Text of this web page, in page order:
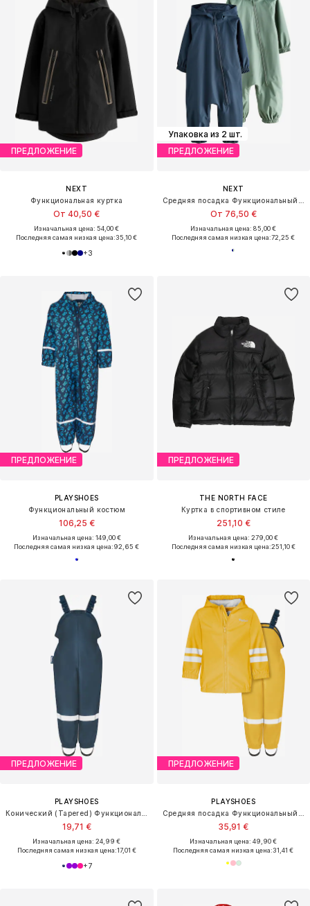
ПРЕДЛОЖЕНИЕ
NEXT
Функциональная куртка
От 40,50 €
Изначальная цена: 54,00 €
Последняя самая низкая цена:35,10 €
+3
Упаковка из 2 шт.
ПРЕДЛОЖЕНИЕ
NEXT
От 76,50 €
Изначальная цена: 85,00 €
Последняя самая низкая цена:72,25 €
ПРЕДЛОЖЕНИЕ
PLAYSHOES
Функциональный костюм
106,25 €
Изначальная цена: 149,00 €
Последняя самая низкая цена:92,65 €
ПРЕДЛОЖЕНИЕ
THE NORTH FACE
Куртка в спортивном стиле
251,10 €
Изначальная цена: 279,00 €
Последняя самая низкая цена:251,10 €
ПРЕДЛОЖЕНИЕ
PLAYSHOES
19,71 €
Изначальная цена: 24,99 €
Последняя самая низкая цена:17,01 €
+7
ПРЕДЛОЖЕНИЕ
PLAYSHOES
35,91 €
Изначальная цена: 49,90 €
Последняя самая низкая цена:31,41 €